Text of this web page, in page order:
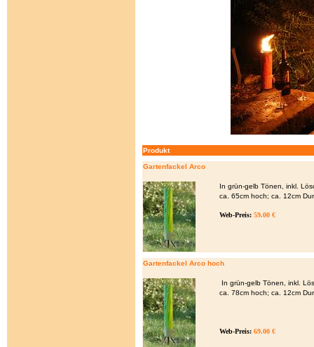
Produkt
Gartenfackel Arco
In grün-gelb Tönen, inkl.
ca. 65cm hoch; ca. 12cm
Web-Preis: 59.00 €
Gartenfackel Arco hoch
In grün-gelb Tönen, inkl.
ca. 78cm hoch; ca. 12cm
Web-Preis: 69.00 €